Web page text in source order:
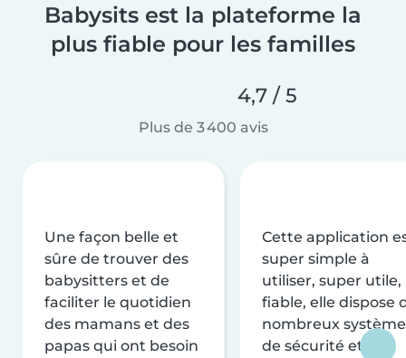
Babysits est la plateforme la
plus fiable pour les familles
4,7 / 5
Plus de 3 400 avis
Une façon belle et
sûre de trouver des
babysitters et de
faciliter le quotidien
des mamans et des
papas qui ont besoin
Cette application
super simple à
utiliser, super utile,
fiable, elle dispose
nombreux
de sécurité et de